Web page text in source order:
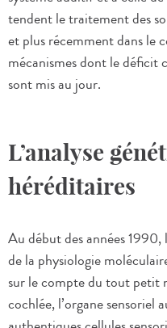
tendent le traitement des
et plus récemment dans le
mécanismes dont le déficit
sont mis au jour.
L’analyse
héréditaires
Au début des années 1990,
de la physiologie
sur le compte du tout petit
cochlée, l’organe sensoriel